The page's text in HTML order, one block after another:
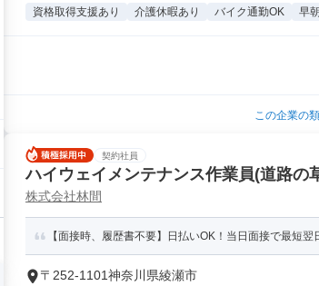
資格取得支援あり 介護休暇あり バイク通勤OK 早朝
この企業の
契約社員
ハイウェイメンテナンス作業員(道路の
株式会社林間
【面接時、履歴書不要】日払いOK！当日面接で最短
〒252-1101神奈川県綾瀬市